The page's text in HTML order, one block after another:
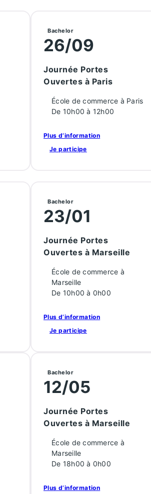
Bachelor
26/09
Journée Portes
Ouvertes à Paris
École de commerce à Paris
De 10h00 à 12h00
Plus d’information
Je participe
Bachelor
23/01
Journée Portes
Ouvertes à Marseille
École de commerce à
Marseille
De 10h00 à 0h00
Plus d’information
Je participe
Bachelor
12/05
Journée Portes
Ouvertes à Marseille
École de commerce à
Marseille
De 18h00 à 0h00
Plus d’information